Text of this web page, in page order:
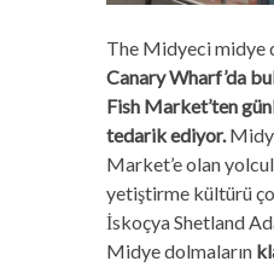
The Midyeci midye
Canary Wharf’da
Fish Market’ten
tedarik ediyor.
Market’e olan
yetiştirme kültürü
İskoçya Shetland
Midye dolmaların